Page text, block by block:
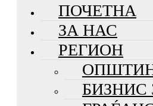
ПОЧЕТНА
ЗА НАС
РЕГИОН
БИЗНИС